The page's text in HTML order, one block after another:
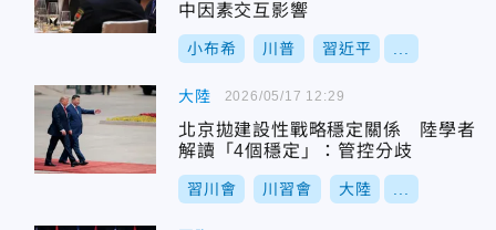
中因素交互影響
小布希 川普 習近平
大陸
北京拋建設性戰略穩定關係 陸學者
解讀「4個穩定」：管控分歧
習川會 川習會 大陸
2026/05/17 12:29